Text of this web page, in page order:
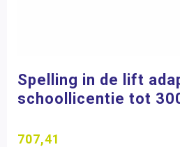
Spelling in de lift
schoollicentie tot
707,41